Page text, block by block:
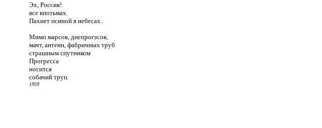
Эх, Россия!
все впотьмах.
Пахнет псиной в небесах.
Мимо марсов, днепрогэсов,
мачт, антенн, фабричных труб
страшным спутником
Прогресса
носится
собачий труп.
1959